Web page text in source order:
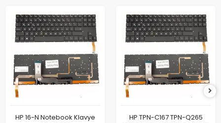
HP 16-N Notebook Klavye
HP TPN-C167 TPN-Q265